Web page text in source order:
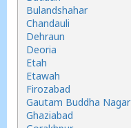
Bulandshahar
Chandauli
Dehraun
Deoria
Etah
Etawah
Firozabad
Gautam Buddha Nagar
Ghaziabad